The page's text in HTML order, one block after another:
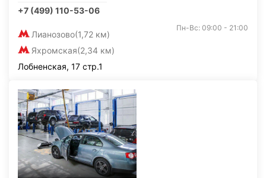
+7 (499) 110-53-06
Лианозово(1,72 км)
Яхромская(2,34 км)
Пн-Вс: 09:00 - 21:00
Лобненская, 17 стр.1